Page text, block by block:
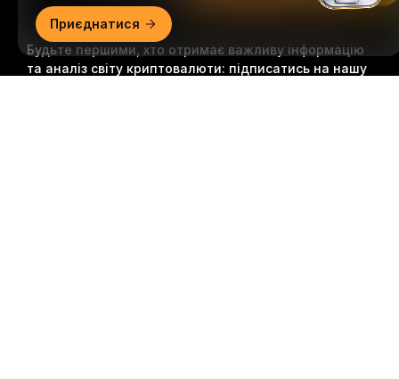
Будьте першими, хто отримає важливу інформацію
та аналіз світу криптовалюти: підписатись на нашу
Приєднатися